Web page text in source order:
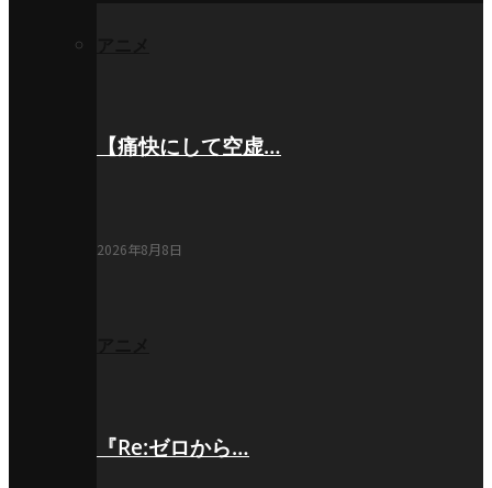
【痛快にして空虚…
2026年8月8日
『Re:ゼロから…